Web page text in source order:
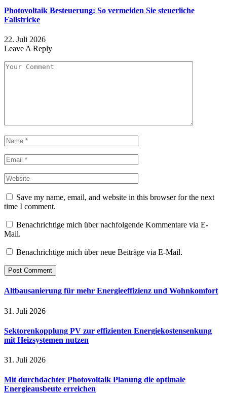
Photovoltaik Besteuerung: So vermeiden Sie steuerliche
Fallstricke
22. Juli 2026
Leave A Reply
Save my name, email, and website in this browser for the next
time I comment.
Benachrichtige mich über nachfolgende Kommentare via E-
Mail.
Benachrichtige mich über neue Beiträge via E-Mail.
Altbausanierung für mehr Energieeffizienz und Wohnkomfort
31. Juli 2026
Sektorenkopplung PV zur effizienten Energiekostensenkung
mit Heizsystemen nutzen
31. Juli 2026
Mit durchdachter Photovoltaik Planung die optimale
Energieausbeute erreichen